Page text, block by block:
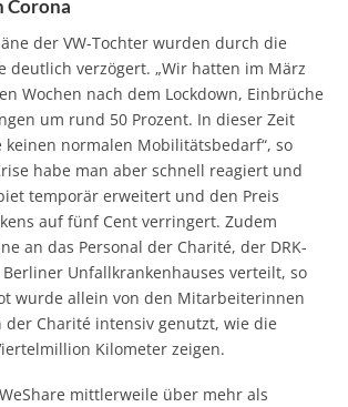
Corona
der VW-Tochter wurden durch die
deutlich verzögert. „Wir hatten im März
Wochen nach dem Lockdown, Einbrüche
um rund 50 Prozent. In dieser Zeit
keinen normalen Mobilitätsbedarf“, so
habe man aber schnell reagiert und
temporär erweitert und den Preis
auf fünf Cent verringert. Zudem
an das Personal der Charité, der DRK-
Unfallkrankenhauses verteilt, so
wurde allein von den Mitarbeiterinnen
Charité intensiv genutzt, wie die
Kilometer zeigen.
mittlerweile über mehr als